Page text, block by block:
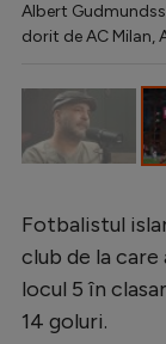
Albert
dorit de AC Milan,
Fotbalistul
club de la care
locul 5 în
14 goluri.